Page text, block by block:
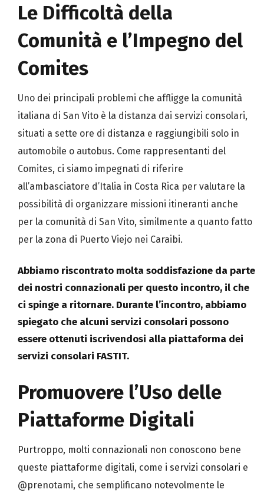
Le Difficoltà della
Comunità e l’Impegno del
Comites
Uno dei principali problemi che affligge la comunità
italiana di San Vito è la distanza dai servizi consolari,
situati a sette ore di distanza e raggiungibili solo in
automobile o autobus. Come rappresentanti del
Comites, ci siamo impegnati di riferire
all’ambasciatore d’Italia in Costa Rica per valutare la
possibilità di organizzare missioni itineranti anche
per la comunità di San Vito, similmente a quanto fatto
per la zona di Puerto Viejo nei Caraibi.
Abbiamo riscontrato molta soddisfazione da parte
dei nostri connazionali per questo incontro, il che
ci spinge a ritornare. Durante l’incontro, abbiamo
spiegato che alcuni servizi consolari possono
essere ottenuti iscrivendosi alla piattaforma dei
servizi consolari FASTIT.
Promuovere l’Uso delle
Piattaforme Digitali
Purtroppo, molti connazionali non conoscono bene
queste piattaforme digitali, come i servizi consolari e
@prenotami, che semplificano notevolmente le